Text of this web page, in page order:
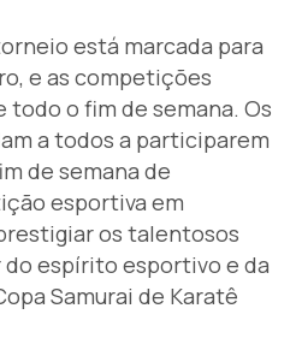
está marcada para
e as competições
o fim de semana. Os
a todos a participarem
de semana de
esportiva em
os talentosos
espírito esportivo e da
Samurai de Karatê